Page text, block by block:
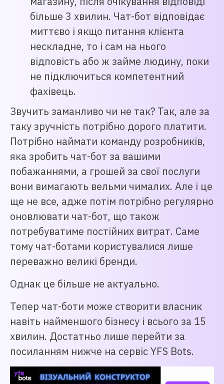
більше 3 хвилин. Чат-бот відповідає
миттєво і якщо питання клієнта
нескладне, то і сам на нього
відповість або ж займе людину, поки
не підключиться компетентний
фахівець.
Звучить заманливо чи не так? Так, але за
таку зручність потрібно дорого платити.
Потрібно наймати команду розробників,
яка зробить чат-бот за вашими
побажаннями, а грошей за свої послуги
вони вимагають вельми чималих. Але і це
ще не все, адже потім потрібно регулярно
оновлювати чат-бот, що також
потребуватиме постійних витрат. Саме
тому чат-ботами користувалися лише
переважно великі бренди.
Однак це більше не актуально.
Тепер чат-боти може створити власник
навіть найменшого бізнесу і всього за 15
хвилин. Достатньо лише перейти за
посиланням нижче на сервіс YFS Bots.